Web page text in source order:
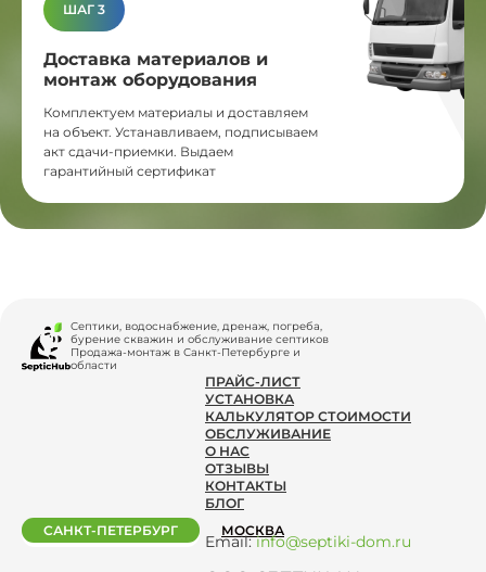
ШАГ 3
Доставка материалов и
монтаж оборудования
Комплектуем материалы и доставляем
на объект. Устанавливаем, подписываем
акт сдачи-приемки. Выдаем
гарантийный сертификат
Септики, водоснабжение, дренаж, погреба,
бурение скважин и обслуживание септиков
Продажа-монтаж в Санкт-Петербурге и
области
ПРАЙС-ЛИСТ
УСТАНОВКА
КАЛЬКУЛЯТОР СТОИМОСТИ
ОБСЛУЖИВАНИЕ
О НАС
ОТЗЫВЫ
КОНТАКТЫ
БЛОГ
Email:info@septiki-dom.ru
САНКТ-ПЕТЕРБУРГ МОСКВА